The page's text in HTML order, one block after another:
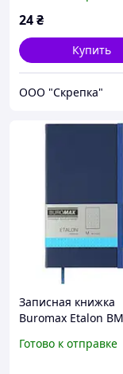
04
24₴
Купить
ООО "Скрепка"
Записная книжка
Buromax Etalon ВМ
точку, синий
Готово к отправке